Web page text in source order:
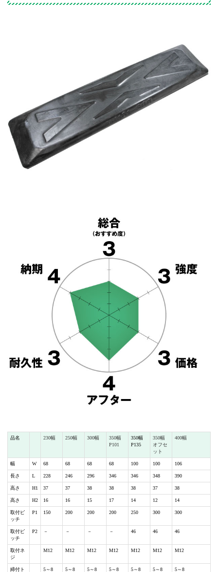
品名 230幅 250幅 300幅
350幅
P101
350幅
P135
350幅
オフセ
ット
400幅
幅 W 68 68 68 68 100 100 106
長さ L 228 246 296 346 346 348 390
高さ H1 37 37 38 38 38 37 38
高さ H2 16 16 15 17 14 12 14
取付ピ
ッチ
P1 150 200 200 200 250 300 300
取付ピ
ッチ
P2 － － － － 46 46 46
取付ネ
ジ
M12 M12 M12 M12 M12 M12 M12
締付ト 5～8 5～8 5～8 5～8 5～8 5～8 5～8